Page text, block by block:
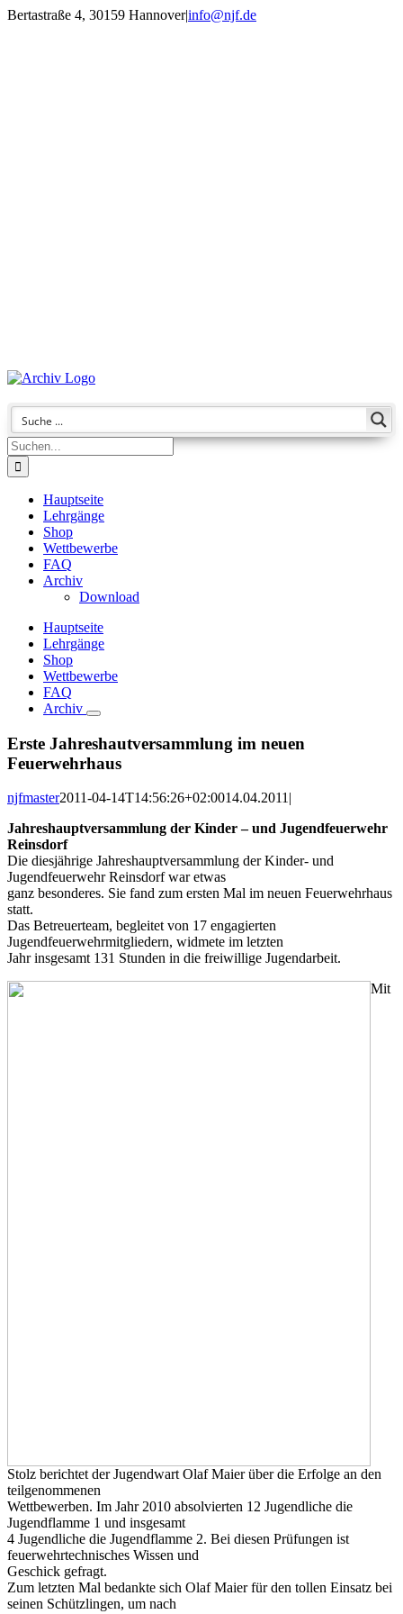
Zum
Bertastraße 4, 30159 Hannover|info@njf.de
Suche
nach:
Hauptseite
Lehrgänge
Shop
Wettbewerbe
FAQ
Archiv
Download
Hauptseite
Lehrgänge
Shop
Wettbewerbe
FAQ
Archiv
Erste Jahreshautversammlung im neuen
Feuerwehrhaus
njfmaster2011-04-14T14:56:26+02:0014.04.2011|
Jahreshauptversammlung der Kinder – und Jugendfeuerwehr
Reinsdorf
Die diesjährige Jahreshauptversammlung der Kinder- und
Jugendfeuerwehr Reinsdorf war etwas
ganz besonderes. Sie fand zum ersten Mal im neuen Feuerwehrhaus
statt.
Das Betreuerteam, begleitet von 17 engagierten
Jugendfeuerwehrmitgliedern, widmete im letzten
Jahr insgesamt 131 Stunden in die freiwillige Jugendarbeit.
Mit
Stolz berichtet der Jugendwart Olaf Maier über die Erfolge an den
teilgenommenen
Wettbewerben. Im Jahr 2010 absolvierten 12 Jugendliche die
Jugendflamme 1 und insgesamt
4 Jugendliche die Jugendflamme 2. Bei diesen Prüfungen ist
feuerwehrtechnisches Wissen und
Geschick gefragt.
Zum letzten Mal bedankte sich Olaf Maier für den tollen Einsatz bei
seinen Schützlingen, um nach